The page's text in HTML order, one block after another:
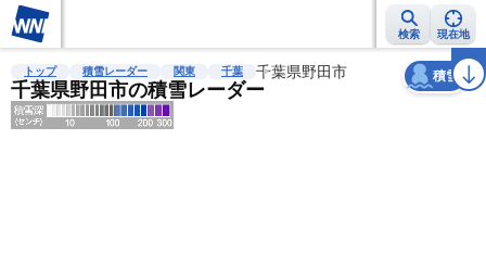
検索 現在地
雨雲レーダー 台風情報 地震情報 警報・注意報 2週間天気 ラ
トップ 積雪レーダー 関東 千葉 千葉県野田市
千葉県野田市の積雪レーダー
積雪
天気 台風